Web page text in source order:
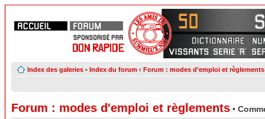
Index des galeries • Index du forum ‹ Forum : modes d'emploi et règlements
Forum : modes d'emploi et règlements •